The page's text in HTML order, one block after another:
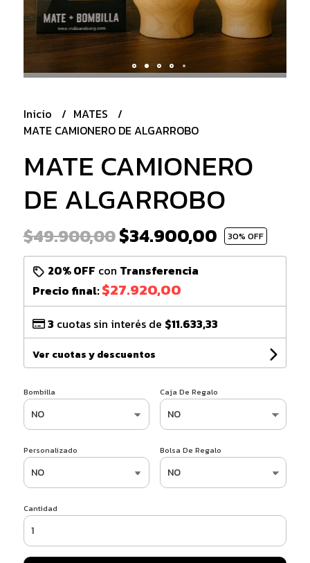
Inicio
MATES
MATE CAMIONERO DE ALGARROBO
MATE CAMIONERO
DE ALGARROBO
$49.900,00$34.900,00 30% OFF
20% OFF con Transferencia
Precio final:$27.920,00
3 cuotas sin interés de $11.633,33
Ver cuotas y descuentos
Bombilla Caja De Regalo
Personalizado Bolsa De Regalo
Cantidad